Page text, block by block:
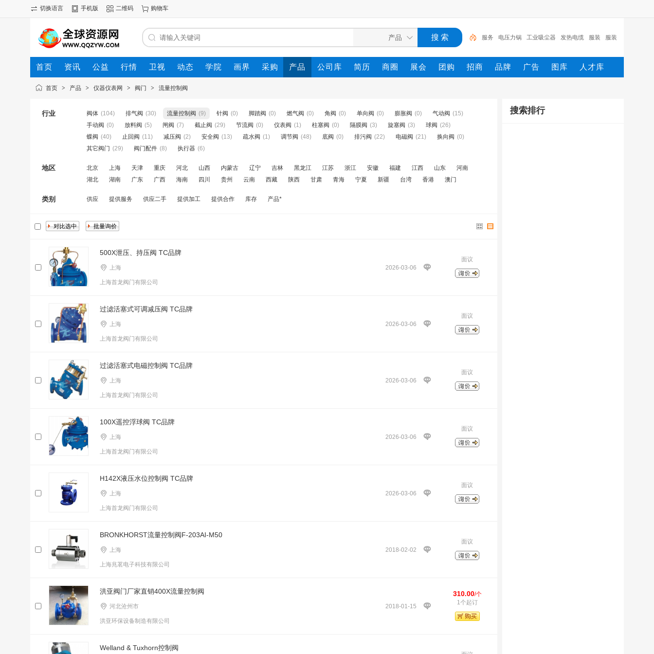
切换语言 手机版 二维码 购物车
服务 电压力锅 工业吸尘器 发热电缆 服装 服装
打包机 服务/ 工具 家用电器 电焊机
首页 资讯 公益 行情 卫视 动态 学院 画界 采购 产品 公司库 简历 商圈 展会 团购 招商 品牌 广告 图库 人才库
首页 > 产品 > 仪器仪表网 > 阀门 > 流量控制阀
行业 阀体 (104) 排气阀 (30) 流量控制阀 (9) 针阀 (0) 脚踏阀 (0) 燃气阀 (0) 角阀 (0) 单向阀 (0) 膨胀阀 (0) 气动阀 (15)
手动阀 (0) 放料阀 (5) 闸阀 (7) 截止阀 (29) 节流阀 (0) 仪表阀 (1) 柱塞阀 (0) 隔膜阀 (3) 旋塞阀 (3) 球阀 (26)
蝶阀 (40) 止回阀 (11) 减压阀 (2) 安全阀 (13) 疏水阀 (1) 调节阀 (48) 底阀 (0) 排污阀 (22) 电磁阀 (21) 换向阀 (0)
其它阀门 (29) 阀门配件 (8) 执行器 (6)
地区 北京 上海 天津 重庆 河北 山西 内蒙古 辽宁 吉林 黑龙江 江苏 浙江 安徽 福建 江西 山东
河南
湖北
湖南 广东 广西 海南 四川 贵州 云南 西藏 陕西 甘肃 青海 宁夏 新疆 台湾 香港 澳门
类别 供应 提供服务 供应二手 提供加工 提供合作 库存 产品*
500X泄压、持压阀 TC品牌
2026-03-06
上海
上海首龙阀门有限公司
面议
过滤活塞式可调减压阀 TC品牌
2026-03-06
上海
上海首龙阀门有限公司
面议
过滤活塞式电磁控制阀 TC品牌
2026-03-06
上海
上海首龙阀门有限公司
面议
100X遥控浮球阀 TC品牌
2026-03-06
上海
上海首龙阀门有限公司
面议
H142X液压水位控制阀 TC品牌
2026-03-06
上海
上海首龙阀门有限公司
面议
BRONKHORST流量控制阀F-203AI-M50
2018-02-02
上海
上海兆茗电子科技有限公司
面议
洪亚阀门厂家直销400X流量控制阀
2018-01-15
河北沧州市
洪亚环保设备制造有限公司
310.00/个
1个起订
Welland & Tuxhorn控制阀
搜索排行